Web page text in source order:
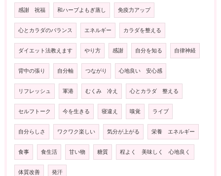
感謝 祝福 和ハーブよもぎ蒸し 免疫力アップ
心とカラダのバランス エネルギー カラダを整える
ダイエット法教えます やり方 感謝 自分を知る 自律神経
背中の張り 自分軸 つながり 心地良い 安心感
リフレッシュ 軍港 むくみ 冷え 心とカラダ 整える
セルフトーク 今を生きる 寝違え 嗅覚 ライブ
自分らしさ ワクワク楽しい 気分が上がる 栄養 エネルギー
食事 食生活 甘い物 糖質 程よく 美味しく 心地良く
体質改善 発汗